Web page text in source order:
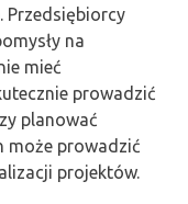
. Przedsiębiorcy
na
mieć
prowadzić
planować
może prowadzić
projektów.